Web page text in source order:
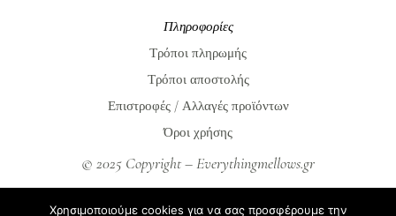
Πληροφορίες
Τρόποι πληρωμής
Τρόποι αποστολής
Επιστροφές / Αλλαγές προϊόντων
Όροι χρήσης
© 2025 Copyright – Everythingmellows.gr
Χρησιμοποιούμε cookies για να σας προσφέρουμε την